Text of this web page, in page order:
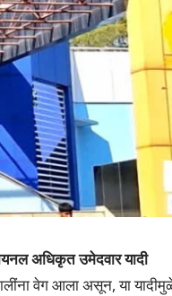
अधिकृत उमेदवार यादी
वेग आला असून, या